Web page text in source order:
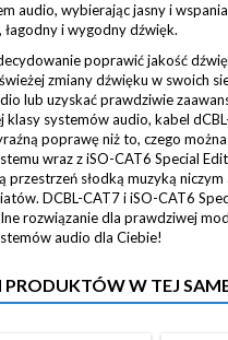
audio, wybierając jasny i
łagodny i wygodny dźwięk.
poprawić jakość
zmiany dźwięku w swoich
lub uzyskać prawdziwie
systemów audio, kabel
poprawę niż to, czego
wraz z iSO-CAT6 Special
przestrzeń słodką muzyką niczym
DCBL-CAT7 i iSO-CAT6
rozwiązanie dla prawdziwej
audio dla Ciebie!
PRODUKTÓW W TEJ